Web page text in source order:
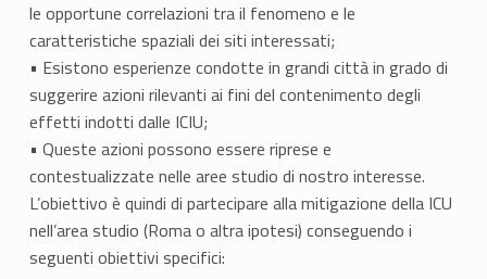
M
i
t
i
g
a
le opportune correlazioni tra il fenomeno e le
caratteristiche spaziali dei siti interessati;
• Esistono esperienze condotte in grandi città in grado di
suggerire azioni rilevanti ai fini del contenimento degli
effetti indotti dalle ICIU;
• Queste azioni possono essere riprese e
contestualizzate nelle aree studio di nostro interesse.
L’obiettivo è quindi di partecipare alla mitigazione della ICU
nell’area studio (Roma o altra ipotesi) conseguendo i
seguenti obiettivi specifici: